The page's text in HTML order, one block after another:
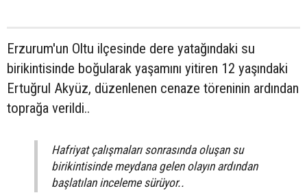
Erzurum'un Oltu ilçesinde dere yatağındaki su
birikintisinde boğularak yaşamını yitiren 12 yaşındaki
Ertuğrul Akyüz, düzenlenen cenaze töreninin ardından
toprağa verildi..
Hafriyat çalışmaları sonrasında oluşan su
birikintisinde meydana gelen olayın ardından
başlatılan inceleme sürüyor..